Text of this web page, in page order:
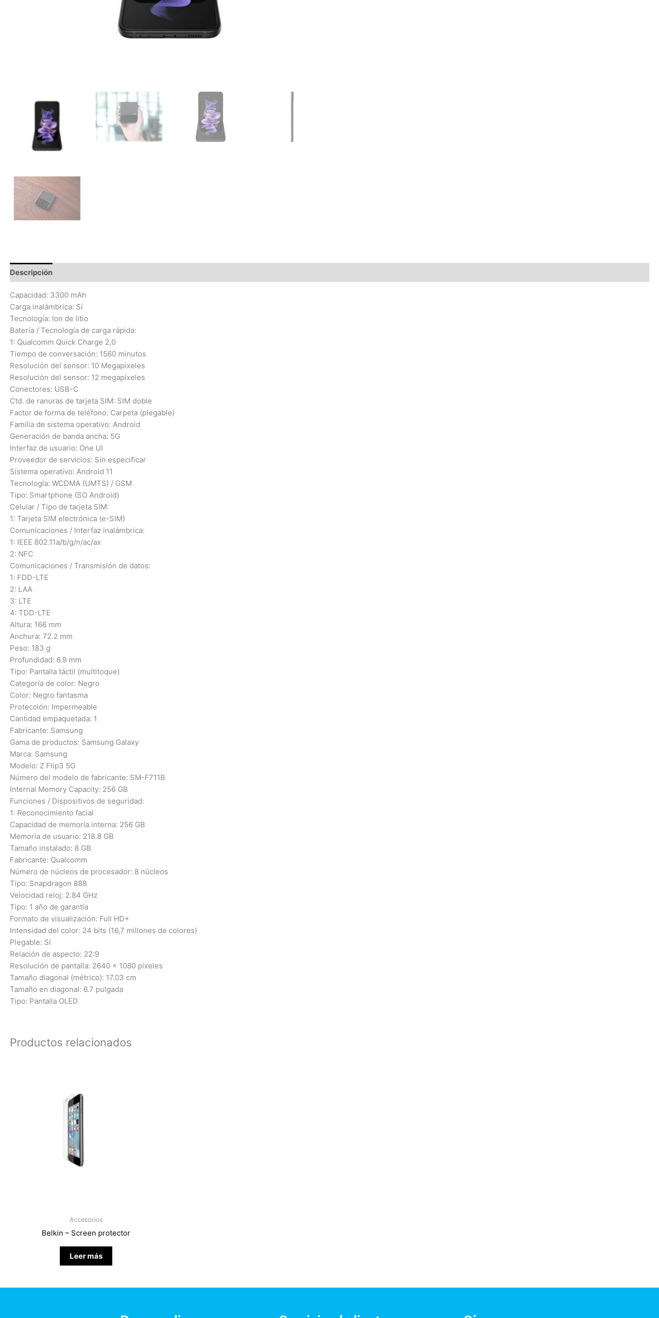
Descripción
Capacidad: 3300 mAh
Carga inalámbrica: Sí
Tecnología: Ion de litio
Batería / Tecnología de carga rápida:
1: Qualcomm Quick Charge 2,0
Tiempo de conversación: 1560 minutos
Resolución del sensor: 10 Megapíxeles
Resolución del sensor: 12 megapíxeles
Conectores: USB-C
Ctd. de ranuras de tarjeta SIM: SIM doble
Factor de forma de teléfono: Carpeta (plegable)
Familia de sistema operativo: Android
Generación de banda ancha: 5G
Interfaz de usuario: One UI
Proveedor de servicios: Sin especificar
Sistema operativo: Android 11
Tecnología: WCDMA (UMTS) / GSM
Tipo: Smartphone (SO Android)
Celular / Tipo de tarjeta SIM:
1: Tarjeta SIM electrónica (e-SIM)
Comunicaciones / Interfaz inalámbrica:
1: IEEE 802.11a/b/g/n/ac/ax
2: NFC
Comunicaciones / Transmisión de datos:
1: FDD-LTE
2: LAA
3: LTE
4: TDD-LTE
Altura: 166 mm
Anchura: 72.2 mm
Peso: 183 g
Profundidad: 6.9 mm
Tipo: Pantalla táctil (multitoque)
Categoría de color: Negro
Color: Negro fantasma
Protección: Impermeable
Cantidad empaquetada: 1
Fabricante: Samsung
Gama de productos: Samsung Galaxy
Marca: Samsung
Modelo: Z Flip3 5G
Número del modelo de fabricante: SM-F711B
Internal Memory Capacity: 256 GB
Funciones / Dispositivos de seguridad:
1: Reconocimiento facial
Capacidad de memoria interna: 256 GB
Memoria de usuario: 218.8 GB
Tamaño instalado: 8 GB
Fabricante: Qualcomm
Número de núcleos de procesador: 8 núcleos
Tipo: Snapdragon 888
Velocidad reloj: 2.84 GHz
Tipo: 1 año de garantía
Formato de visualización: Full HD+
Intensidad del color: 24 bits (16,7 millones de colores)
Plegable: Sí
Relación de aspecto: 22:9
Resolución de pantalla: 2640 x 1080 píxeles
Tamaño diagonal (métrico): 17.03 cm
Tamaño en diagonal: 6.7 pulgada
Tipo: Pantalla OLED
Productos relacionados
Accesorios
Belkin – Screen protector
Leer más